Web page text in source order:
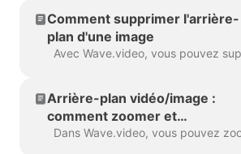
Comment supprimer l'arrière-
plan d'une image
Arrière-plan vidéo/image :
comment zoomer et
dézoomer ?